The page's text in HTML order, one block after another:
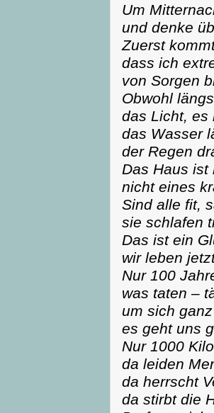
Um
und denke
Zuerst
dass ich
von Sorgen
Obwohl
das Licht, es
das Wasser
der Regen
Das Haus ist
nicht eines
Sind alle fit,
sie schlafen
Das ist ein
wir leben
Nur 100
was taten –
um sich
es geht uns
Nur 1000
da leiden
da herrscht
da stirbt die